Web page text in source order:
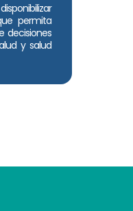
permita
decisiones
y salud